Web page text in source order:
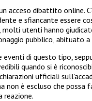
acceso dibattito online.
e sfiancante essere
utenti hanno
pubblico, abituato
eventi di questo tipo,
quando si è
ufficiali
non è escluso che possa
reazione.